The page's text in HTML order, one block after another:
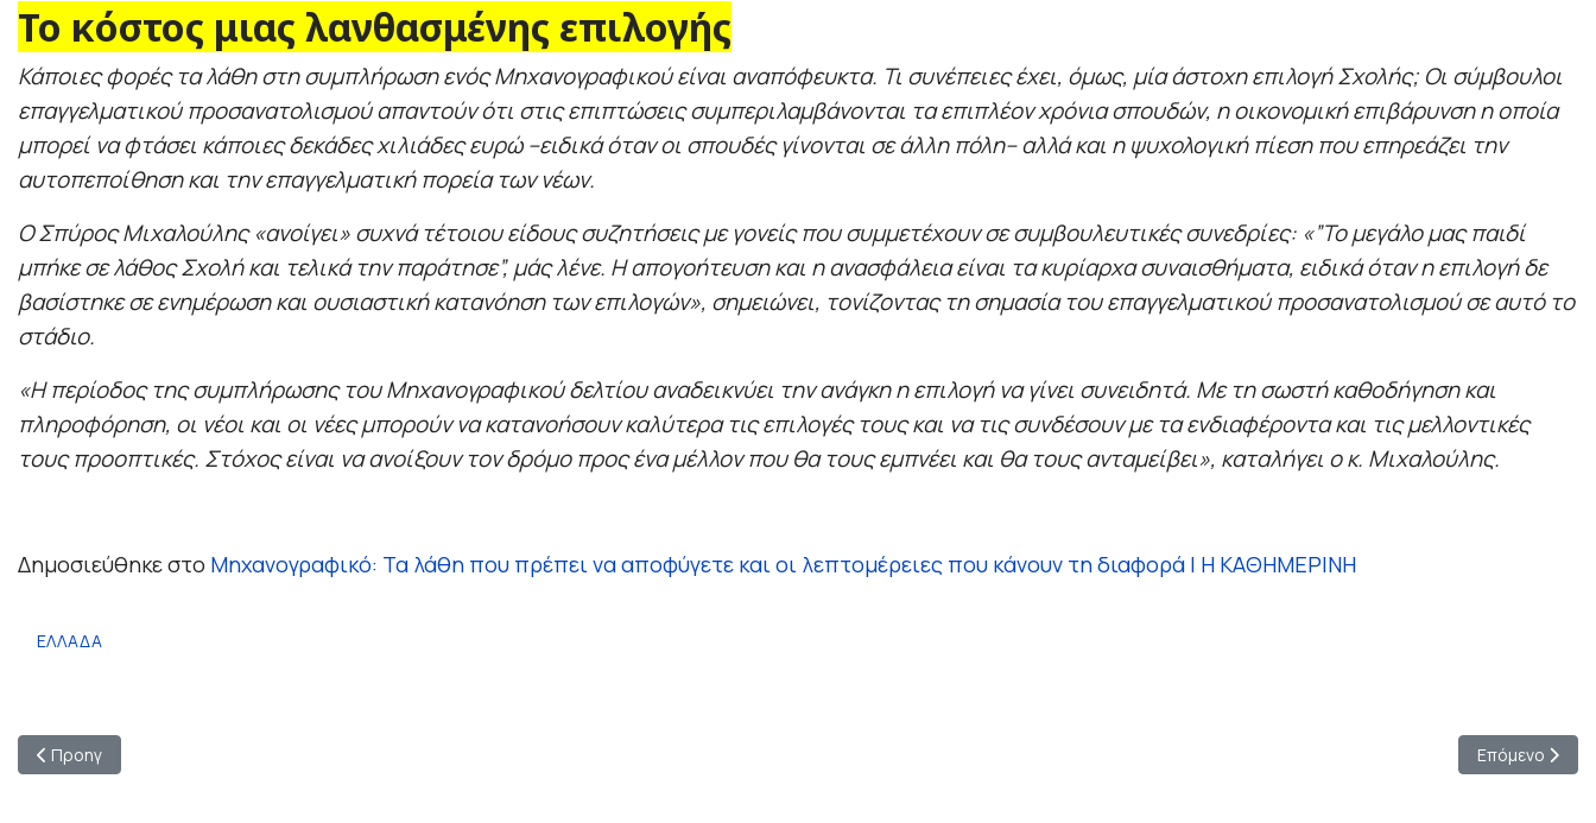
Το κόστος μιας λανθασμένης επιλογής
Κάποιες φορές τα λάθη στη συμπλήρωση ενός Μηχανογραφικού είναι αναπόφευκτα. Τι συνέπειες έχει, όμως, μία άστοχη επιλογή Σχολής; Οι σύμβουλοι
επαγγελματικού προσανατολισμού απαντούν ότι στις επιπτώσεις συμπεριλαμβάνονται τα επιπλέον χρόνια σπουδών, η οικονομική επιβάρυνση η οποία
μπορεί να φτάσει κάποιες δεκάδες χιλιάδες ευρώ –ειδικά όταν οι σπουδές γίνονται σε άλλη πόλη– αλλά και η ψυχολογική πίεση που επηρεάζει την
αυτοπεποίθηση και την επαγγελματική πορεία των νέων.
Ο Σπύρος Μιχαλούλης «ανοίγει» συχνά τέτοιου είδους συζητήσεις με γονείς που συμμετέχουν σε συμβουλευτικές συνεδρίες: «”Το μεγάλο μας παιδί
μπήκε σε λάθος Σχολή και τελικά την παράτησε”, μάς λένε. Η απογοήτευση και η ανασφάλεια είναι τα κυρίαρχα συναισθήματα, ειδικά όταν η επιλογή δε
βασίστηκε σε ενημέρωση και ουσιαστική κατανόηση των επιλογών», σημειώνει, τονίζοντας τη σημασία του επαγγελματικού προσανατολισμού σε αυτό το
στάδιο.
«Η περίοδος της συμπλήρωσης του Μηχανογραφικού δελτίου αναδεικνύει την ανάγκη η επιλογή να γίνει συνειδητά. Με τη σωστή καθοδήγηση και
πληροφόρηση, οι νέοι και οι νέες μπορούν να κατανοήσουν καλύτερα τις επιλογές τους και να τις συνδέσουν με τα ενδιαφέροντα και τις μελλοντικές
τους προοπτικές. Στόχος είναι να ανοίξουν τον δρόμο προς ένα μέλλον που θα τους εμπνέει και θα τους ανταμείβει», καταλήγει ο κ. Μιχαλούλης.
Δημοσιεύθηκε στο Μηχανογραφικό: Τα λάθη που πρέπει να αποφύγετε και οι λεπτομέρειες που κάνουν τη διαφορά | Η ΚΑΘΗΜΕΡΙΝΗ
ΕΛΛΑΔΑ
Προηγούμενο άρθρο: Διαδικτυακό Σεμινάριο με θέμα: “Εκτός Πανελληνίων, όχι εκτός επιλογών"
Προηγ Επόμενο
Επόμενο